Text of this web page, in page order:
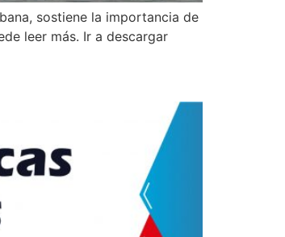
sostiene la importancia de
leer más. Ir a descargar